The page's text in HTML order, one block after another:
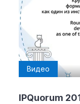
Видео
IPQuorum